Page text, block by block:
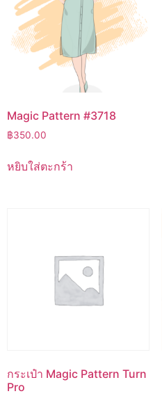
Magic Pattern #3718
฿350.00
หยิบใส่ตะกร้า
กระเป๋า Magic Pattern Turn
Pro